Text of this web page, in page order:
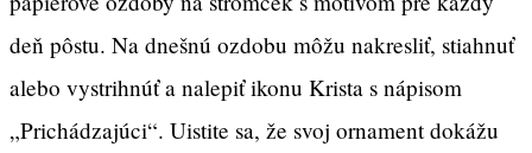
deň pôstu. Na dnešnú ozdobu môžu nakresliť, stiahnuť
alebo vystrihnúť a nalepiť ikonu Krista s nápisom
„Prichádzajúci“. Uistite sa, že svoj ornament dokážu